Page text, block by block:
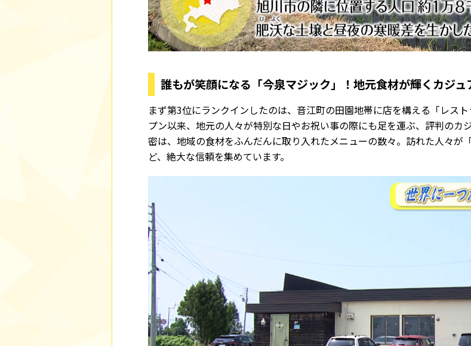
誰もが笑顔になる「今泉マジック」！地元食材が輝くカジュ
まず第3位にランクインしたのは、音江町の田園地帯に店を構える「レス
プン以来、地元の人々が特別な日やお祝い事の際にも足を運ぶ、評判のカ
密は、地域の食材をふんだんに取り入れたメニューの数々。訪れた人々が
ど、絶大な信頼を集めています。